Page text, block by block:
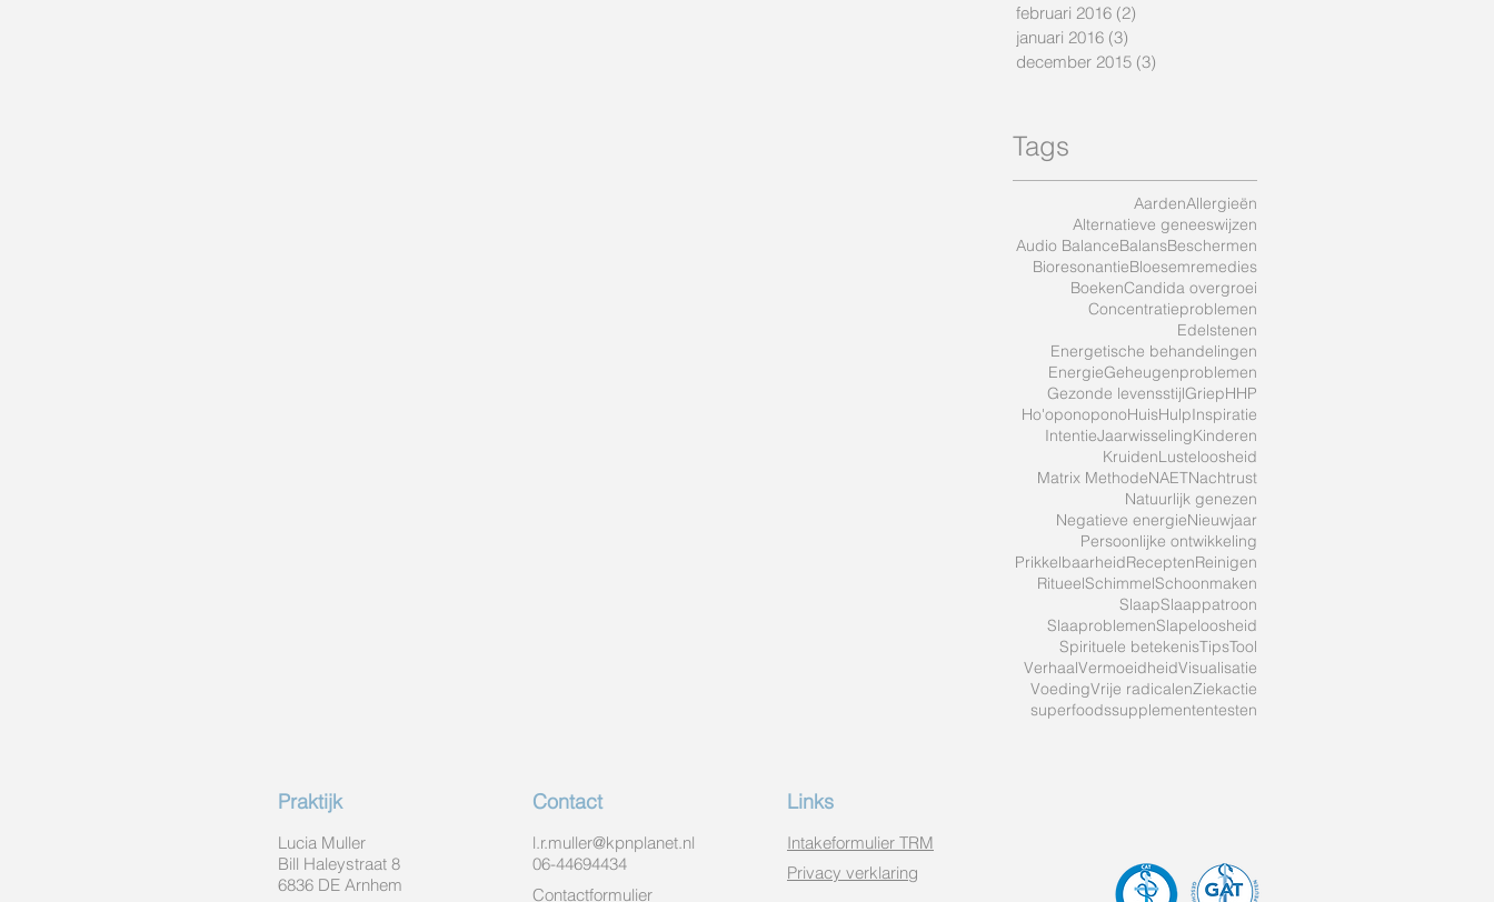
februari 2016 (2)
januari 2016 (3)
december 2015 (3)
Tags
AardenAllergieën
Alternatieve geneeswijzen
Audio BalanceBalansBeschermen
BioresonantieBloesemremedies
BoekenCandida overgroei
Concentratieproblemen
Edelstenen
Energetische behandelingen
EnergieGeheugenproblemen
Gezonde levensstijlGriepHHP
Ho'oponoponoHuisHulpInspiratie
IntentieJaarwisselingKinderen
KruidenLusteloosheid
Matrix MethodeNAETNachtrust
Natuurlijk genezen
Negatieve energieNieuwjaar
Persoonlijke ontwikkeling
PrikkelbaarheidReceptenReinigen
RitueelSchimmelSchoonmaken
SlaapSlaappatroon
SlaaproblemenSlapeloosheid
Spirituele betekenisTipsTool
VerhaalVermoeidheidVisualisatie
VoedingVrije radicalenZiekactie
superfoodssupplemententesten
Praktijk
Lucia Muller
Bill Haleystraat 8
6836 DE Arnhem
Contact
l.r.muller@kpnplanet.nl
06-44694434
Links
Intakeformulier TRM
Privacy verklaring
Contactformulier